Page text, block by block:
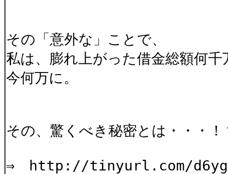
その「意外な」ことで、
私は、膨れ上がった借金総額何千
今何万に。
その、驚くべき秘密とは・・・！
⇒ http://tinyurl.com/